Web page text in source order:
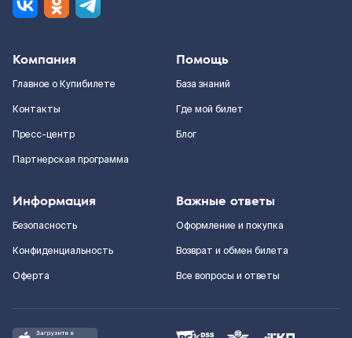
Компания
Главное о Купибилете
Контакты
Пресс-центр
Партнерская программа
Помощь
База знаний
Где мой билет
Блог
Информация
Безопасность
Конфиденциальность
Оферта
Важные ответы
Оформление и покупка
Возврат и обмен билета
Все вопросы и ответы